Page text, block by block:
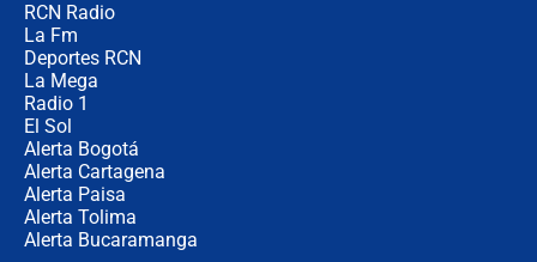
RCN Radio
La Fm
Deportes RCN
La Mega
Radio 1
El Sol
Alerta Bogotá
Alerta Cartagena
Alerta Paisa
Alerta Tolima
Alerta Bucaramanga